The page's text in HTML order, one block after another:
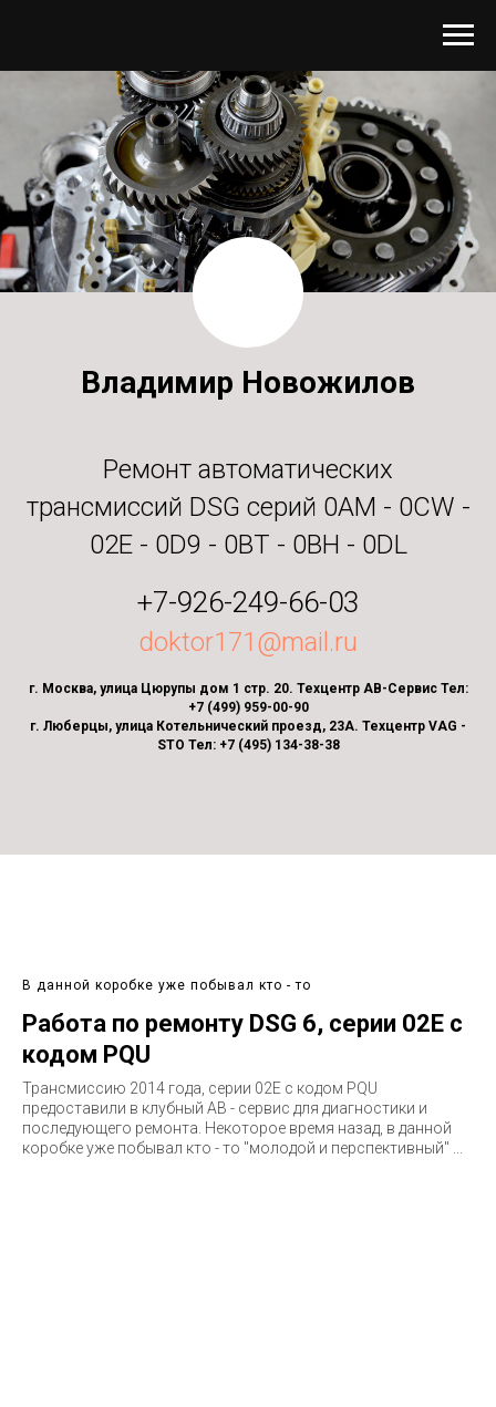
Владимир Новожилов
Ремонт автоматических
трансмиссий DSG серий 0AM - 0CW -
02E - 0D9 - 0BT - 0BH - 0DL
+7-926-249-66-03
doktor171@mail.ru
г. Москва, улица Цюрупы дом 1 стр. 20. Техцентр АВ-Сервис Тел:
+7 (499) 959-00-90
г. Люберцы, улица Котельнический проезд, 23А. Техцентр VAG -
STO Тел: +7 (495) 134-38-38
В данной коробке уже побывал кто - то
Работа по ремонту DSG 6, серии 02E с
кодом PQU
Трансмиссию 2014 года, серии 02E c кодом PQU
предоставили в клубный АВ - сервис для диагностики и
последующего ремонта. Некоторое время назад, в данной
коробке уже побывал кто - то "молодой и перспективный" ...